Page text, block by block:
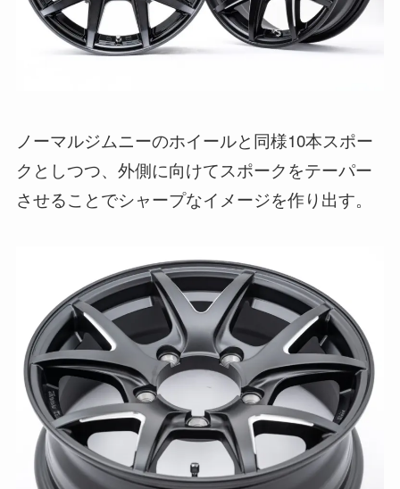
ノーマルジムニーのホイールと同様10本スポー
クとしつつ、外側に向けてスポークをテーパー
させることでシャープなイメージを作り出す。